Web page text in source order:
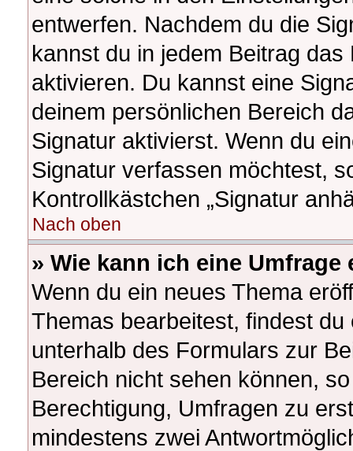
entwerfen. Nachdem du die
kannst du in jedem Beitrag das
aktivieren. Du kannst eine
deinem persönlichen Bereich
Signatur aktivierst. Wenn du
Signatur verfassen möchtest,
Kontrollkästchen „Signatur
Nach oben
» Wie kann ich eine Umfrage
Wenn du ein neues Thema
Themas bearbeitest, findest du
unterhalb des Formulars zur
Bereich nicht sehen können,
Berechtigung, Umfragen zu
mindestens zwei